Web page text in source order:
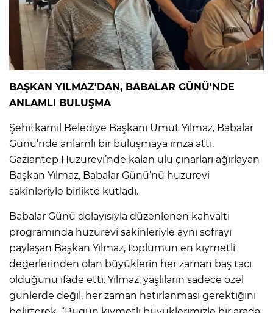
BAŞKAN YILMAZ'DAN, BABALAR GÜNÜ'NDE
ANLAMLI BULUŞMA
Şehitkamil Belediye Başkanı Umut Yılmaz, Babalar
Günü’nde anlamlı bir buluşmaya imza attı.
Gaziantep Huzurevi’nde kalan ulu çınarları ağırlayan
Başkan Yılmaz, Babalar Günü’nü huzurevi
sakinleriyle birlikte kutladı.
Babalar Günü dolayısıyla düzenlenen kahvaltı
programında huzurevi sakinleriyle aynı sofrayı
paylaşan Başkan Yılmaz, toplumun en kıymetli
değerlerinden olan büyüklerin her zaman baş tacı
olduğunu ifade etti. Yılmaz, yaşlıların sadece özel
günlerde değil, her zaman hatırlanması gerektiğini